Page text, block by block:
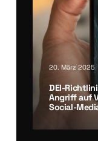
20. März 2025
DEI-
Angriff auf
Social-